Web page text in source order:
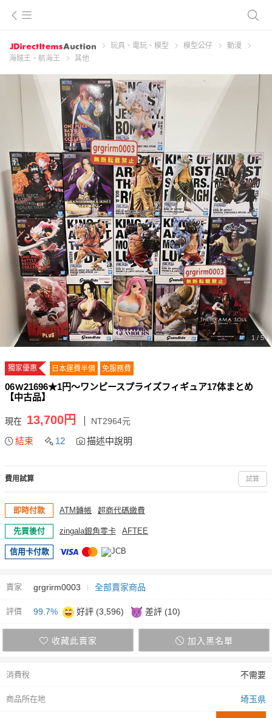
玩具、電玩、模型 模型公仔
動漫
海賊王、航海王
其他
1 / 5
獨家優惠 日本運費半價 免服務費
06ｗ21696★1円～ワンピースプライズフィギュア17体まとめ
【中古品】
現在 13,700円 NT2964元
結束 12 描述中說明
費用試算 試算
即時付款 ATM轉帳 超商代碼繳費
先買後付 zingala銀角零卡 AFTEE
信用卡付款
賣家 grgrirm0003 全部賣家商品
評價 99.7% 好評 (3,596) 差評 (10)
收藏此賣家 加入黑名單
消費稅 不需要
商品所在地 埼玉県